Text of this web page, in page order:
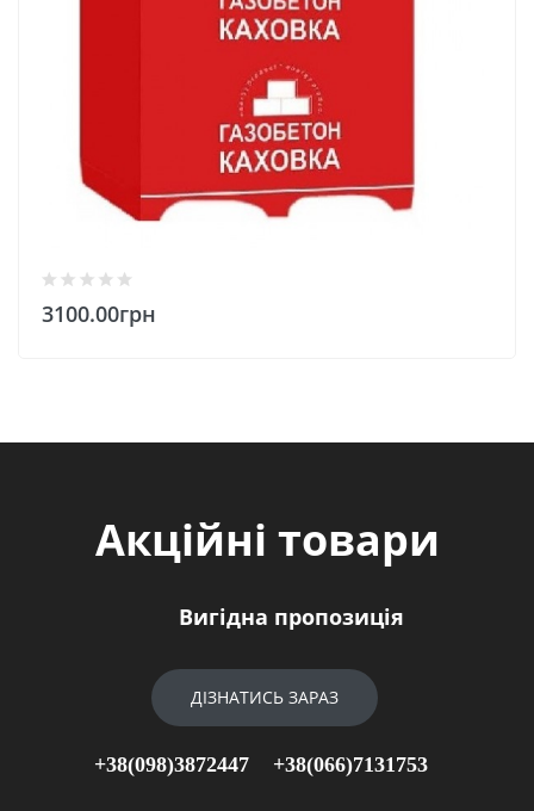
3100.00грн
Акційні товари
Вигідна пропозиція
ДІЗНАТИСЬ ЗАРАЗ
+38(098)3872447 +38(066)7131753